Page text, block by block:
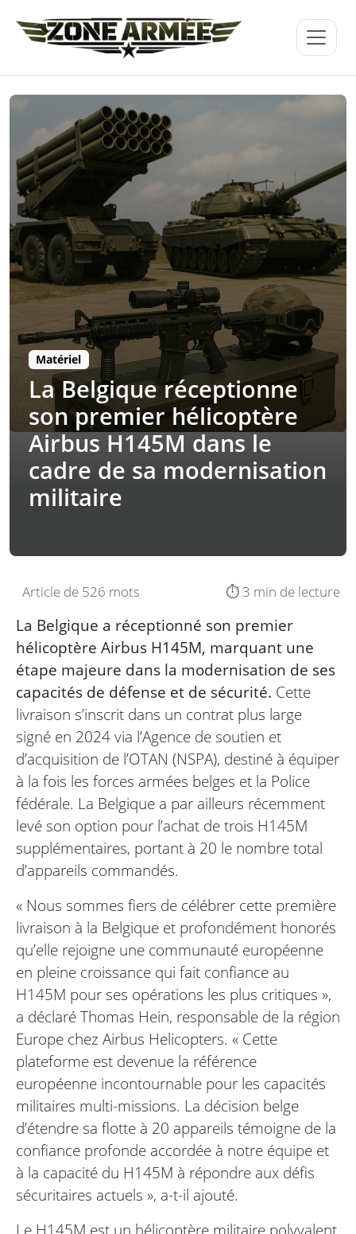
Matériel
La Belgique réceptionne
son premier hélicoptère
Airbus H145M dans le
cadre de sa modernisation
militaire
Article de 526 mots ⏱️ 3 min de lecture
La Belgique a réceptionné son premier
hélicoptère Airbus H145M, marquant une
étape majeure dans la modernisation de ses
capacités de défense et de sécurité. Cette
livraison s’inscrit dans un contrat plus large
signé en 2024 via l’Agence de soutien et
d’acquisition de l’OTAN (NSPA), destiné à équiper
à la fois les forces armées belges et la Police
fédérale. La Belgique a par ailleurs récemment
levé son option pour l’achat de trois H145M
supplémentaires, portant à 20 le nombre total
d’appareils commandés.
« Nous sommes fiers de célébrer cette première
livraison à la Belgique et profondément honorés
qu’elle rejoigne une communauté européenne
en pleine croissance qui fait confiance au
H145M pour ses opérations les plus critiques »,
a déclaré Thomas Hein, responsable de la région
Europe chez Airbus Helicopters. « Cette
plateforme est devenue la référence
européenne incontournable pour les capacités
militaires multi-missions. La décision belge
d’étendre sa flotte à 20 appareils témoigne de la
confiance profonde accordée à notre équipe et
à la capacité du H145M à répondre aux défis
sécuritaires actuels », a-t-il ajouté.